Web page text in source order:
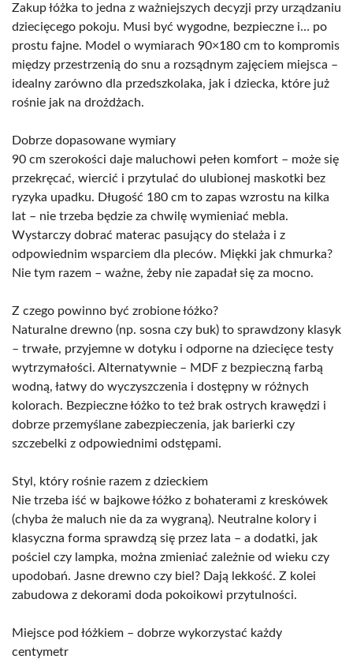
Zakup łóżka to jedna z ważniejszych decyzji przy urządzaniu
dziecięcego pokoju. Musi być wygodne, bezpieczne i… po
prostu fajne. Model o wymiarach 90×180 cm to kompromis
między przestrzenią do snu a rozsądnym zajęciem miejsca –
idealny zarówno dla przedszkolaka, jak i dziecka, które już
rośnie jak na drożdżach.
Dobrze dopasowane wymiary
90 cm szerokości daje maluchowi pełen komfort – może się
przekręcać, wiercić i przytulać do ulubionej maskotki bez
ryzyka upadku. Długość 180 cm to zapas wzrostu na kilka
lat – nie trzeba będzie za chwilę wymieniać mebla.
Wystarczy dobrać materac pasujący do stelaża i z
odpowiednim wsparciem dla pleców. Miękki jak chmurka?
Nie tym razem – ważne, żeby nie zapadał się za mocno.
Z czego powinno być zrobione łóżko?
Naturalne drewno (np. sosna czy buk) to sprawdzony klasyk
– trwałe, przyjemne w dotyku i odporne na dziecięce testy
wytrzymałości. Alternatywnie – MDF z bezpieczną farbą
wodną, łatwy do wyczyszczenia i dostępny w różnych
kolorach. Bezpieczne łóżko to też brak ostrych krawędzi i
dobrze przemyślane zabezpieczenia, jak barierki czy
szczebelki z odpowiednimi odstępami.
Styl, który rośnie razem z dzieckiem
Nie trzeba iść w bajkowe łóżko z bohaterami z kreskówek
(chyba że maluch nie da za wygraną). Neutralne kolory i
klasyczna forma sprawdzą się przez lata – a dodatki, jak
pościel czy lampka, można zmieniać zależnie od wieku czy
upodobań. Jasne drewno czy biel? Dają lekkość. Z kolei
zabudowa z dekorami doda pokoikowi przytulności.
Miejsce pod łóżkiem – dobrze wykorzystać każdy
centymetr